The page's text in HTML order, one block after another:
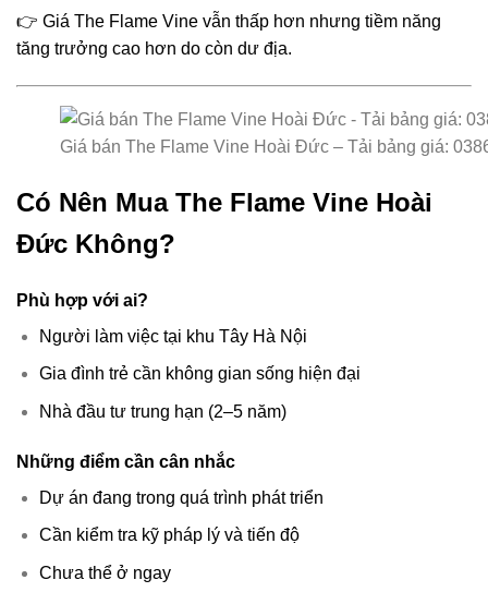
👉 Giá The Flame Vine vẫn thấp hơn nhưng tiềm năng
tăng trưởng cao hơn do còn dư địa.
Giá bán The Flame Vine Hoài Đức – Tải bảng giá:
Có Nên Mua The Flame Vine Hoài
Đức Không?
Phù hợp với ai?
Người làm việc tại khu Tây Hà Nội
Gia đình trẻ cần không gian sống hiện đại
Nhà đầu tư trung hạn (2–5 năm)
Những điểm cần cân nhắc
Dự án đang trong quá trình phát triển
Cần kiểm tra kỹ pháp lý và tiến độ
Chưa thể ở ngay